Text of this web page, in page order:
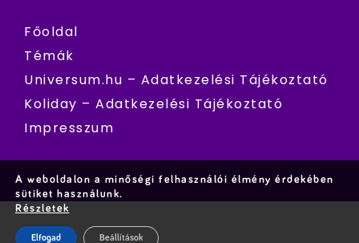
Főoldal
Témák
Universum.hu – Adatkezelési Tájékoztató
Koliday – Adatkezelési Tájékoztató
Impresszum
A weboldalon a minőségi felhasználói élmény érdekében
sütiket használunk.
Részletek
Elfogad Beállítások